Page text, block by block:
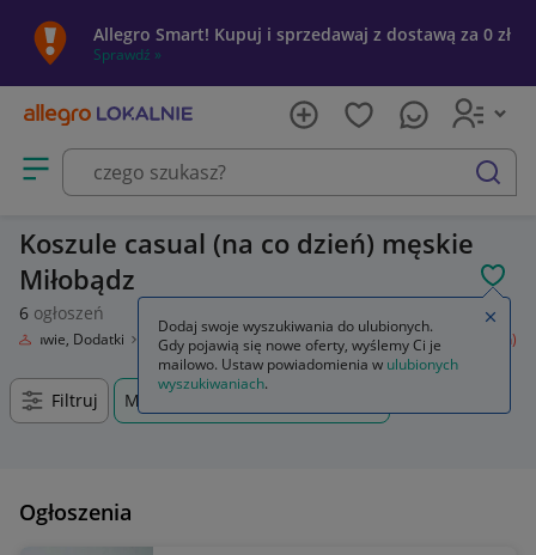
Allegro Smart! Kupuj i sprzedawaj z dostawą za 0 zł
Sprawdź »
Otwórz menu z kategoriami
szukaj
Koszule casual (na co dzień) męskie
Miłobądz
6 ogłoszeń
Obuwie, Dodatki Odzież męska Koszule Koszule casual (na co dzień)
Filtruj Miłobądz, Pomorskie, +0 km
Ogłoszenia
Dodaj swoje wyszukiwania do ulubionych.
Gdy pojawią się nowe oferty, wyślemy Ci je
mailowo. Ustaw powiadomienia w ulubionych
wyszukiwaniach.